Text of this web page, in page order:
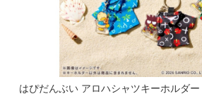
はぴだんぶい アロハシャツキーホルダー